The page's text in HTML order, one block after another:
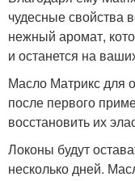
чудесные свойства
нежный аромат,
и останется на
Масло Матрикс для
после первого
восстановить их
Локоны будут
несколько дней.